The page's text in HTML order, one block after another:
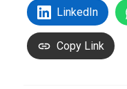
LinkedIn
Copy Link